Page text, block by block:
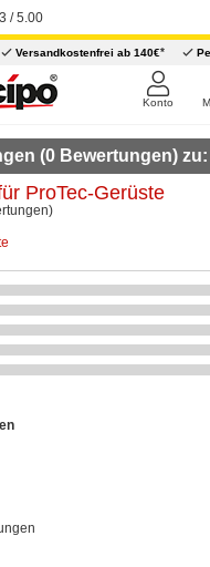
/ 5.00
Versandkostenfrei ab 140€*
Konto
(0 Bewertungen) zu:
ProTec-Gerüste